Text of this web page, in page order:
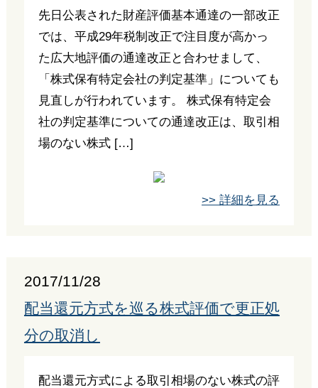
先日公表された財産評価基本通達の一部改正
では、平成29年税制改正で注目度が高かっ
た広大地評価の通達改正と合わせまして、
「株式保有特定会社の判定基準」についても
見直しが行われています。 株式保有特定会
社の判定基準についての通達改正は、取引相
場のない株式 […]
>> 詳細を見る
2017/11/28
配当還元方式を巡る株式評価で更正処
分の取消し
配当還元方式による取引相場のない株式の評